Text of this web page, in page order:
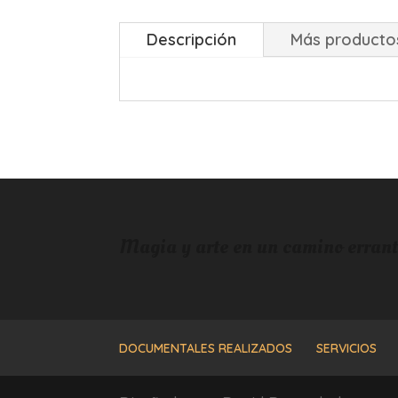
Descripción Más
DOCUMENTALES REALIZADOS SERVICIOS